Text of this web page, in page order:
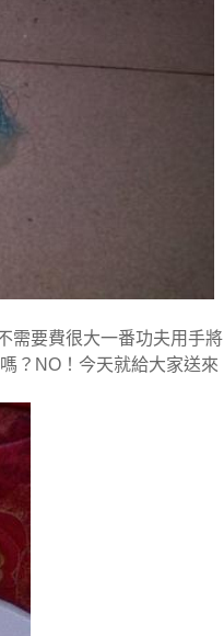
需要費很大一番功夫用手將
？NO！今天就給大家送來